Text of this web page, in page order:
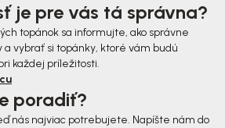
je pre vás tá správna?
topánok sa informujte, ako správne
vybrať si topánky, ktoré vám budú
každej príležitosti.
poradiť?
nás najviac potrebujete. Napíšte nám do